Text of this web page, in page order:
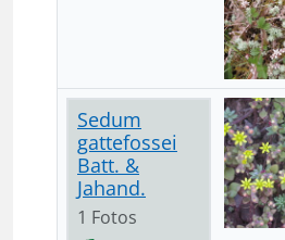
Sedum
gattefossei
Batt. &
Jahand.
1 Fotos